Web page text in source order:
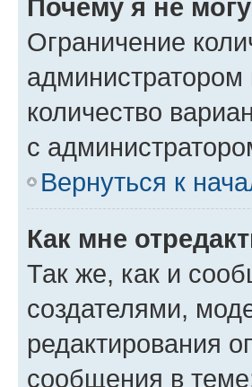
Почему я не
Ограничение
количество
с
Вернуться к
Как мне
Так же, как и
создателями,
редактирования
сообщения в